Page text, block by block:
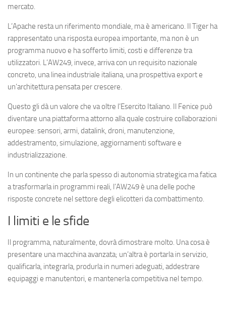
mercato.
L’Apache resta un riferimento mondiale, ma è americano. Il Tiger ha
rappresentato una risposta europea importante, ma non è un
programma nuovo e ha sofferto limiti, costi e differenze tra
utilizzatori. L’AW249, invece, arriva con un requisito nazionale
concreto, una linea industriale italiana, una prospettiva export e
un’architettura pensata per crescere.
Questo gli dà un valore che va oltre l’Esercito Italiano. Il Fenice può
diventare una piattaforma attorno alla quale costruire collaborazioni
europee: sensori, armi, datalink, droni, manutenzione,
addestramento, simulazione, aggiornamenti software e
industrializzazione.
In un continente che parla spesso di autonomia strategica ma fatica
a trasformarla in programmi reali, l’AW249 è una delle poche
risposte concrete nel settore degli elicotteri da combattimento.
I limiti e le sfide
Il programma, naturalmente, dovrà dimostrare molto. Una cosa è
presentare una macchina avanzata; un’altra è portarla in servizio,
qualificarla, integrarla, produrla in numeri adeguati, addestrare
equipaggi e manutentori, e mantenerla competitiva nel tempo.